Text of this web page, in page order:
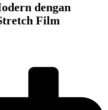
dengan
Film